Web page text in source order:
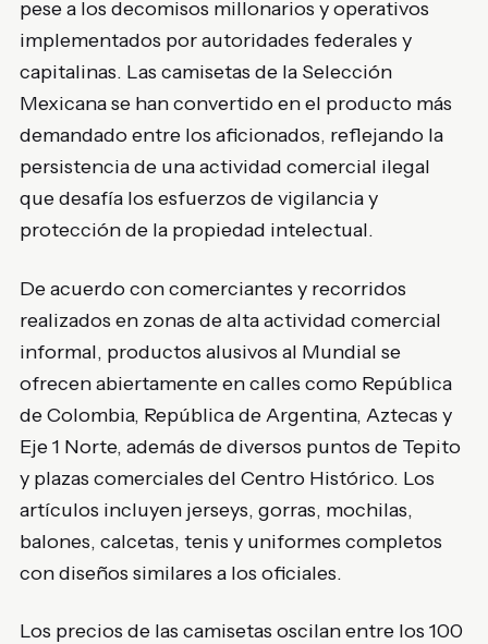
pese a los decomisos millonarios y operativos
implementados por autoridades federales y
capitalinas. Las camisetas de la Selección
Mexicana se han convertido en el producto más
demandado entre los aficionados, reflejando la
persistencia de una actividad comercial ilegal
que desafía los esfuerzos de vigilancia y
protección de la propiedad intelectual.
De acuerdo con comerciantes y recorridos
realizados en zonas de alta actividad comercial
informal, productos alusivos al Mundial se
ofrecen abiertamente en calles como República
de Colombia, República de Argentina, Aztecas y
Eje 1 Norte, además de diversos puntos de Tepito
y plazas comerciales del Centro Histórico. Los
artículos incluyen jerseys, gorras, mochilas,
balones, calcetas, tenis y uniformes completos
con diseños similares a los oficiales.
Los precios de las camisetas oscilan entre los 100